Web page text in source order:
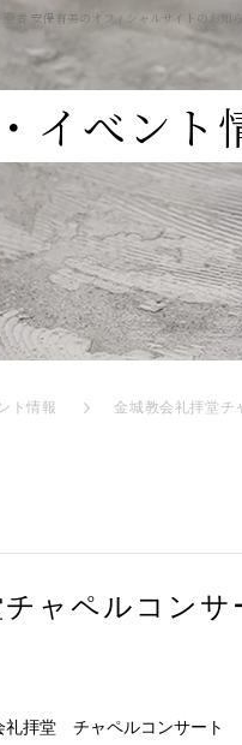
者 安保有美のオフィシャルサイトのお知
イべント
ト情報 金城教会礼拝堂チ
ャペルコンサ
拝堂 チャペルコンサート